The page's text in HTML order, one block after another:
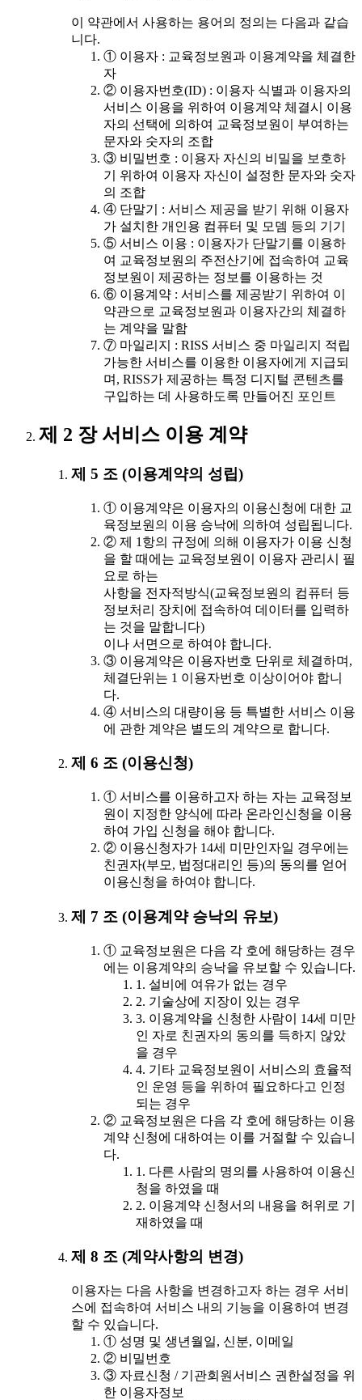
이 약관에서 사용하는 용어의 정의는 다음과 같습
니다.
① 이용자 : 교육정보원과 이용계약을 체결한
자
② 이용자번호(ID) : 이용자 식별과 이용자의
서비스 이용을 위하여 이용계약 체결시 이용
자의 선택에 의하여 교육정보원이 부여하는
문자와 숫자의 조합
③ 비밀번호 : 이용자 자신의 비밀을 보호하
기 위하여 이용자 자신이 설정한 문자와 숫자
의 조합
④ 단말기 : 서비스 제공을 받기 위해 이용자
가 설치한 개인용 컴퓨터 및 모뎀 등의 기기
⑤ 서비스 이용 : 이용자가 단말기를 이용하
여 교육정보원의 주전산기에 접속하여 교육
정보원이 제공하는 정보를 이용하는 것
⑥ 이용계약 : 서비스를 제공받기 위하여 이
약관으로 교육정보원과 이용자간의 체결하
는 계약을 말함
⑦ 마일리지 : RISS 서비스 중 마일리지 적립
가능한 서비스를 이용한 이용자에게 지급되
며, RISS가 제공하는 특정 디지털 콘텐츠를
구입하는 데 사용하도록 만들어진 포인트
제 2 장 서비스 이용 계약
제 5 조 (이용계약의 성립)
① 이용계약은 이용자의 이용신청에 대한 교
육정보원의 이용 승낙에 의하여 성립됩니다.
② 제 1항의 규정에 의해 이용자가 이용 신청
을 할 때에는 교육정보원이 이용자 관리시 필
요로 하는
사항을 전자적방식(교육정보원의 컴퓨터 등
정보처리 장치에 접속하여 데이터를 입력하
는 것을 말합니다)
이나 서면으로 하여야 합니다.
③ 이용계약은 이용자번호 단위로 체결하며,
체결단위는 1 이용자번호 이상이어야 합니
다.
④ 서비스의 대량이용 등 특별한 서비스 이용
에 관한 계약은 별도의 계약으로 합니다.
제 6 조 (이용신청)
① 서비스를 이용하고자 하는 자는 교육정보
원이 지정한 양식에 따라 온라인신청을 이용
하여 가입 신청을 해야 합니다.
② 이용신청자가 14세 미만인자일 경우에는
친권자(부모, 법정대리인 등)의 동의를 얻어
이용신청을 하여야 합니다.
제 7 조 (이용계약 승낙의 유보)
① 교육정보원은 다음 각 호에 해당하는 경우
에는 이용계약의 승낙을 유보할 수 있습니다.
1. 설비에 여유가 없는 경우
2. 기술상에 지장이 있는 경우
3. 이용계약을 신청한 사람이 14세 미만
인 자로 친권자의 동의를 득하지 않았
을 경우
4. 기타 교육정보원이 서비스의 효율적
인 운영 등을 위하여 필요하다고 인정
되는 경우
② 교육정보원은 다음 각 호에 해당하는 이용
계약 신청에 대하여는 이를 거절할 수 있습니
다.
1. 다른 사람의 명의를 사용하여 이용신
청을 하였을 때
2. 이용계약 신청서의 내용을 허위로 기
재하였을 때
제 8 조 (계약사항의 변경)
이용자는 다음 사항을 변경하고자 하는 경우 서비
스에 접속하여 서비스 내의 기능을 이용하여 변경
할 수 있습니다.
① 성명 및 생년월일, 신분, 이메일
② 비밀번호
③ 자료신청 / 기관회원서비스 권한설정을 위
한 이용자정보